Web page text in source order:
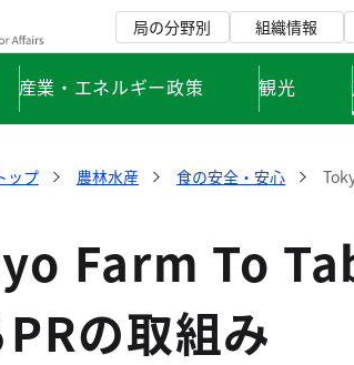
局の分野別 組織情報
産業・エネルギー政策 観光
ップ 農林水産 食の安全・安心
Farm To
の取組み